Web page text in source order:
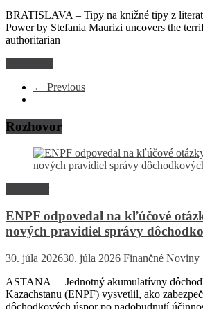
BRATISLAVA – Tipy na knižné tipy z
Power by Stefania Maurizi uncovers the
authoritarian
← Previous
Rozhovor
ENPF odpovedal na kľúčové
nových pravidiel správy
30. júla 202630. júla 2026 Finančné Noviny
ASTANA – Jednotný akumulatívny
Kazachstanu (ENPF) vysvetlil, ako
dôchodkových úspor po nadobudnutí